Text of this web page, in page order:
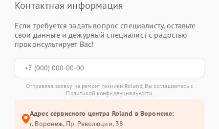
Контактная информация
Если требуется задать вопрос специалисту, оставьте
свои данные и дежурный специалист с радостью
проконсультирует Вас!
Отправляя заявку на ремонт техники Roland, Вы соглашаетесь с
Политикой конфиденциальности
Адрес сервисного центра Roland в Воронеже:
г. Воронеж, Пр. Революции, 38